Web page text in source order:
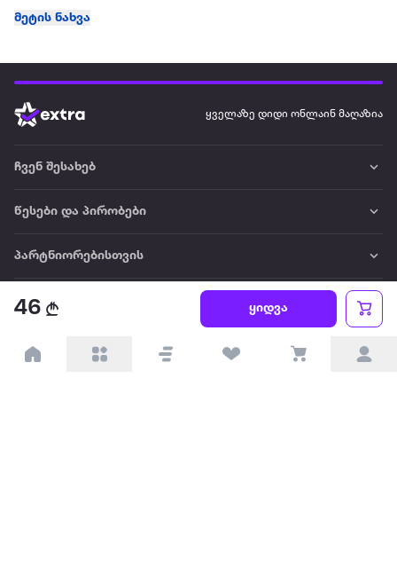
46 ყიდვა
მეტის ნახვა
ყველაზე დიდი ონლაინ მაღაზია
ჩვენ შესახებ
წესები და პირობები
პარტნიორებისთვის
ტრენდული
პოპულარული